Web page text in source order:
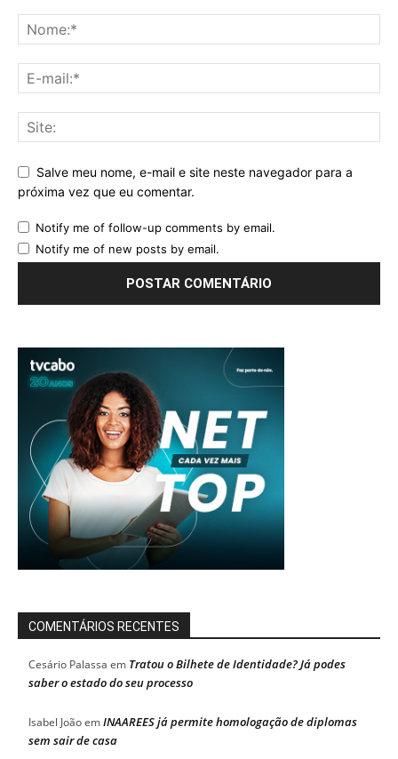
Salve meu nome, e-mail e site neste navegador para a
próxima vez que eu comentar.
Notify me of follow-up comments by email.
Notify me of new posts by email.
COMENTÁRIOS RECENTES
Cesário Palassa em Tratou o Bilhete de Identidade? Já podes
saber o estado do seu processo
Isabel JoãoemINAAREES já permite homologação de diplomas
sem sair de casa